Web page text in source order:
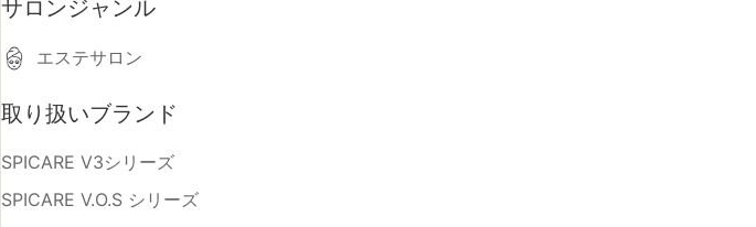
サロンジャンル
エステサロン
取り扱いブランド
SPICARE V3シリーズ
SPICARE V.O.S シリーズ